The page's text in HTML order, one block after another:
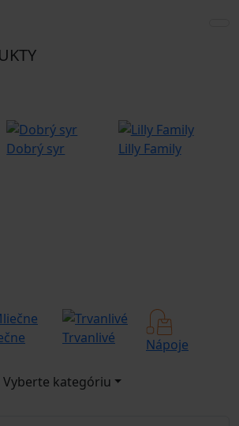
Dobrý syr Lilly Family
Trvanlivé Nápoje
Vyberte kategóriu